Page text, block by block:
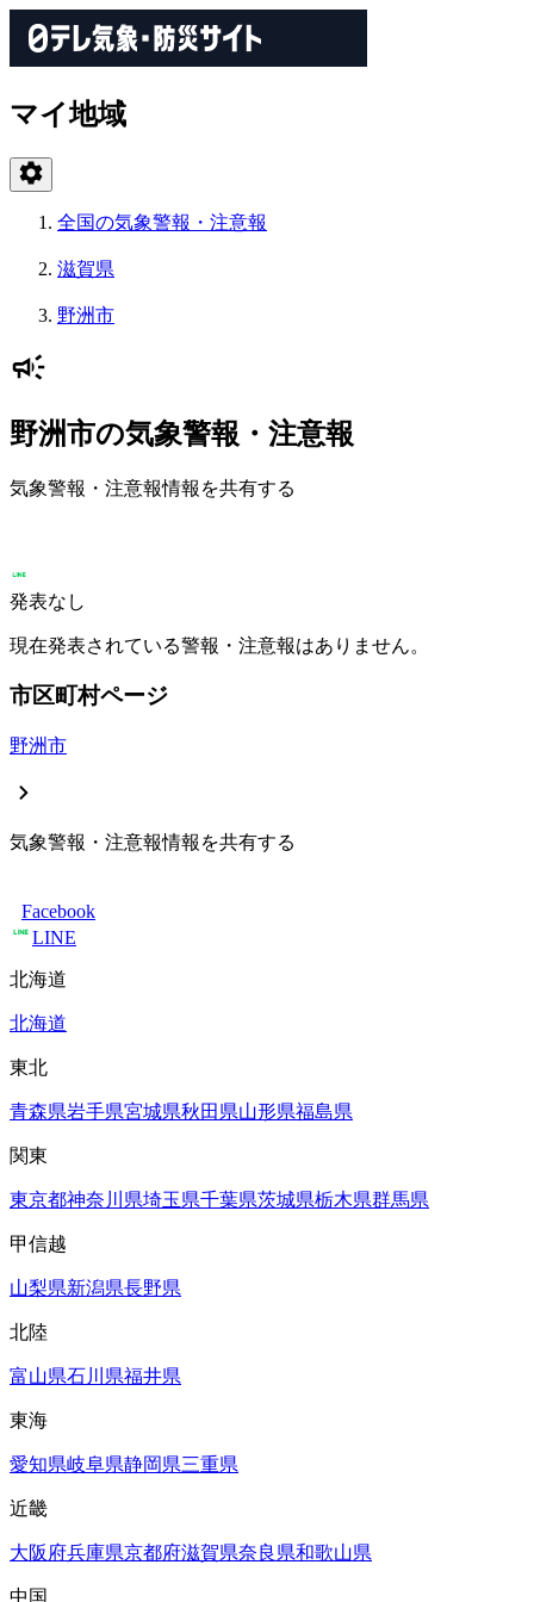
マイ地域
全国の気象警報・注意報
滋賀県
野洲市
野洲市の気象警報・注意報
気象警報・注意報情報を共有する
発表なし
現在発表されている警報・注意報はありません。
市区町村ページ
野洲市
気象警報・注意報情報を共有する
Facebook
LINE
北海道
北海道
東北
青森県岩手県宮城県秋田県山形県福島県
関東
東京都神奈川県埼玉県千葉県茨城県栃木県群馬県
甲信越
山梨県新潟県長野県
北陸
富山県石川県福井県
東海
愛知県岐阜県静岡県三重県
近畿
大阪府兵庫県京都府滋賀県奈良県和歌山県
中国